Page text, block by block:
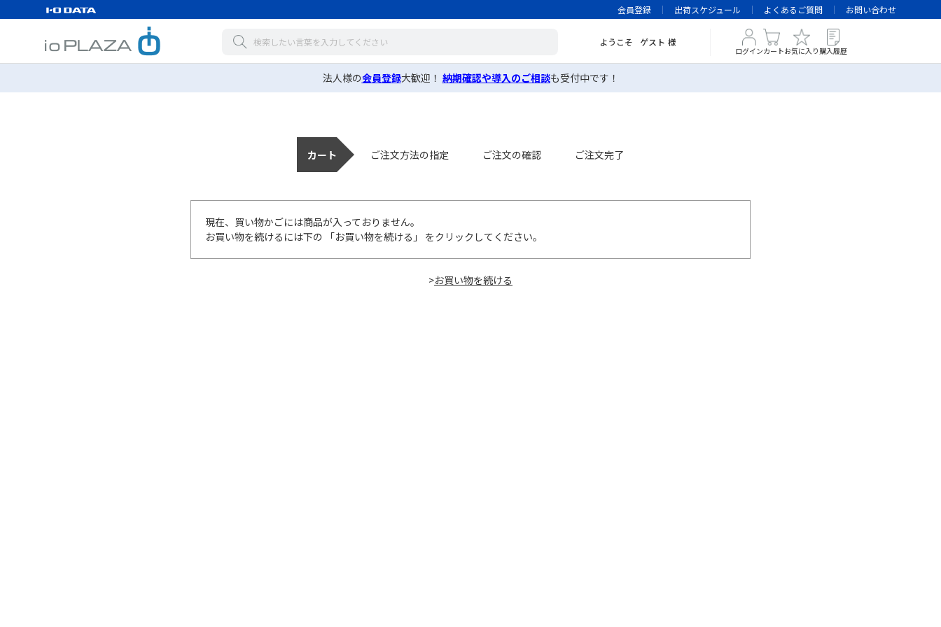
会員登録 出荷スケジュール よくあるご質問 お問い合わせ
ようこそ ゲスト 様
ログインカートお気に入り 購入履歴
法人様の会員登録大歓迎！ 納期確認や導入のご相談も受付中です！
カート ご注文方法の指定 ご注文の確認 ご注文完了
現在、買い物かごには商品が入っておりません。
お買い物を続けるには下の 「お買い物を続ける」 をクリックしてください。
>